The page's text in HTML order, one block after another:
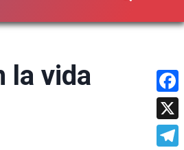
la vida
X